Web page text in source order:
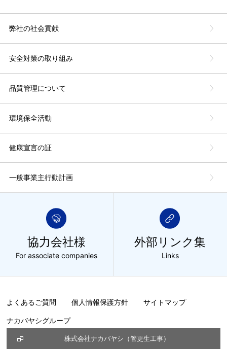
弊社の社会貢献
安全対策の取り組み
品質管理について
環境保全活動
健康宣言の証
一般事業主行動計画
協力会社様
For associate companies
外部リンク集
Links
よくあるご質問 個人情報保護方針 サイトマップ
ナカバヤシグループ
株式会社ナカバヤシ（管更生工事）